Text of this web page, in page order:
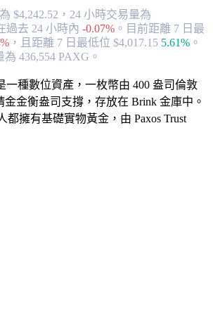
$4,242.52，24 小時交易量為
過去 24 小時內 -0.07% 。 目前距離 7 日最
， 且距離 7 日最低位 $4,017.15 5.61% 。
436,554 PAXG。
一種數位資產，一枚幣由 400 盎司倫敦
金金衡盎司支撐，存放在 Brink 金庫中。
都擁有基礎實物黃金，由 Paxos Trust